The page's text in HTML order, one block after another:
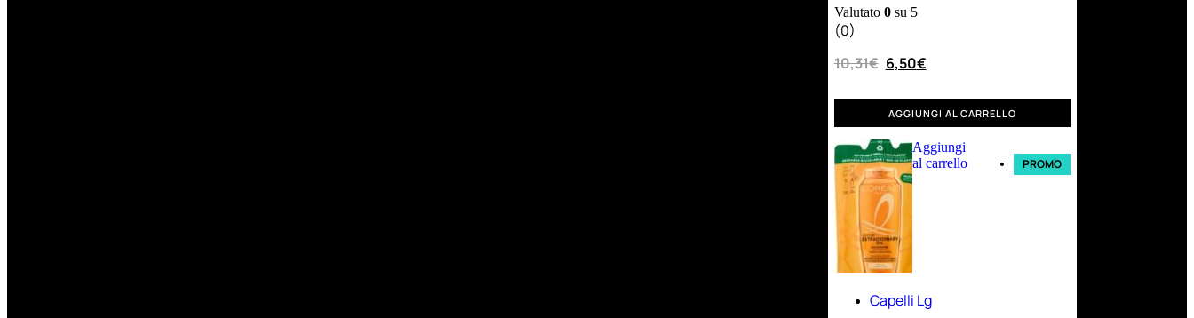
Valutato 0su 5
(0)
10,31€ 6,50€
AGGIUNGI AL CARRELLO
Aggiungi
al carrello
PROMO
Capelli Lg